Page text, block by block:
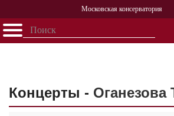
Московская консерватория
Открыть - закрыть
Концерты - Оганезова